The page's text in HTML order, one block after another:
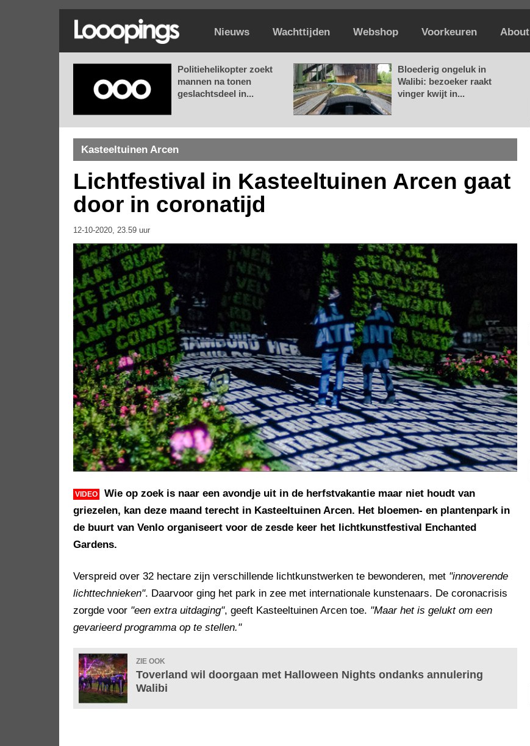
Nieuws Wachttijden Webshop Voorkeuren About
Politiehelikopter zoekt
mannen na tonen
geslachtsdeel in...
Bloederig ongeluk in
Walibi: bezoeker raakt
vinger kwijt in...
Kasteeltuinen Arcen
Lichtfestival in Kasteeltuinen Arcen gaat
door in coronatijd
12-10-2020, 23.59 uur
VIDEO
Wie op zoek is naar een avondje uit in de herfstvakantie maar niet houdt van
griezelen, kan deze maand terecht in Kasteeltuinen Arcen. Het bloemen- en plantenpark in
de buurt van Venlo organiseert voor de zesde keer het lichtkunstfestival Enchanted
Gardens.
Verspreid over 32 hectare zijn verschillende lichtkunstwerken te bewonderen, met "innoverende
lichttechnieken". Daarvoor ging het park in zee met internationale kunstenaars. De coronacrisis
zorgde voor "een extra uitdaging", geeft Kasteeltuinen Arcen toe. "Maar het is gelukt om een
gevarieerd programma op te stellen."
ZIE OOK
Toverland wil doorgaan met Halloween Nights ondanks annulering
Walibi